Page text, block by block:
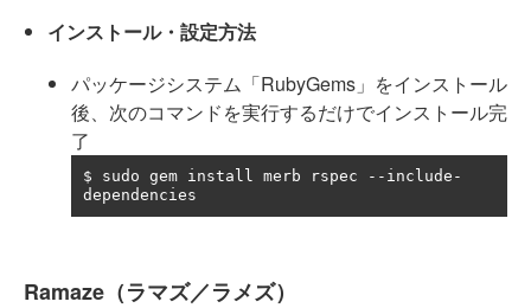
インストール・設定方法
パッケージシステム「RubyGems」をインストール
後、次のコマンドを実行するだけでインストール完
了
$ sudo gem install merb rspec -- include -
dependencies
Ramaze（ラマズ／ラメズ）